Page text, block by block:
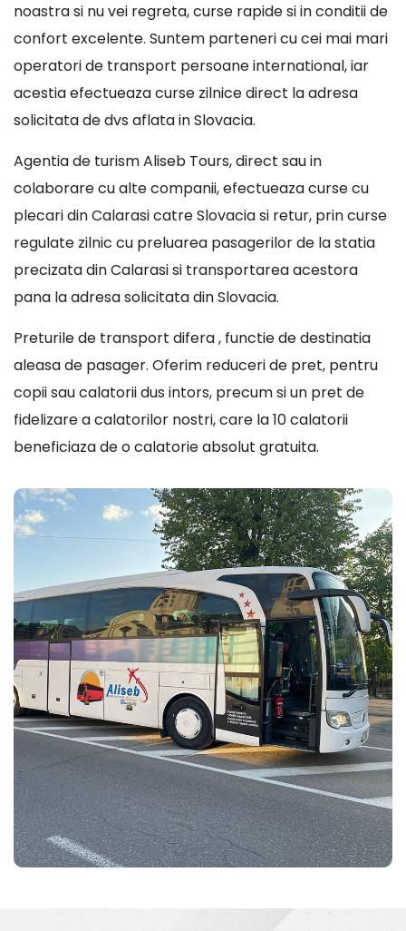
noastra si nu vei regreta, curse rapide si in conditii de
confort excelente. Suntem parteneri cu cei mai mari
operatori de transport persoane international, iar
acestia efectueaza curse zilnice direct la adresa
solicitata de dvs aflata in Slovacia.
Agentia de turism Aliseb Tours, direct sau in
colaborare cu alte companii, efectueaza curse cu
plecari din Calarasi catre Slovacia si retur, prin curse
regulate zilnic cu preluarea pasagerilor de la statia
precizata din Calarasi si transportarea acestora
pana la adresa solicitata din Slovacia.
Preturile de transport difera , functie de destinatia
aleasa de pasager. Oferim reduceri de pret, pentru
copii sau calatorii dus intors, precum si un pret de
fidelizare a calatorilor nostri, care la 10 calatorii
beneficiaza de o calatorie absolut gratuita.